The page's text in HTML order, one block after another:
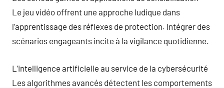
Le jeu vidéo offrent une approche ludique dans
l’apprentissage des réflexes de protection. Intégrer des
scénarios engageants incite à la vigilance quotidienne.
L’intelligence artificielle au service de la cybersécurité
Les algorithmes avancés détectent les comportements